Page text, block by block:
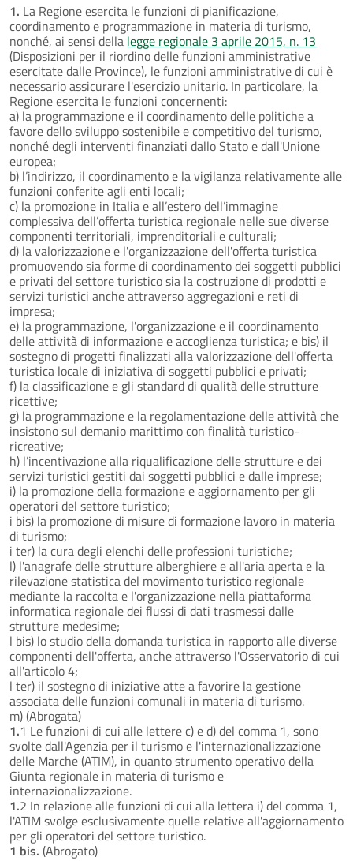
1. La Regione esercita le funzioni di pianificazione,
coordinamento e programmazione in materia di turismo,
nonché, ai sensi della legge regionale 3 aprile 2015, n. 13
(Disposizioni per il riordino delle funzioni amministrative
esercitate dalle Province), le funzioni amministrative di cui è
necessario assicurare l'esercizio unitario. In particolare, la
Regione esercita le funzioni concernenti:
a) la programmazione e il coordinamento delle politiche a
favore dello sviluppo sostenibile e competitivo del turismo,
nonché degli interventi finanziati dallo Stato e dall'Unione
europea;
b) l’indirizzo, il coordinamento e la vigilanza relativamente alle
funzioni conferite agli enti locali;
c) la promozione in Italia e all’estero dell’immagine
complessiva dell’offerta turistica regionale nelle sue diverse
componenti territoriali, imprenditoriali e culturali;
d) la valorizzazione e l'organizzazione dell'offerta turistica
promuovendo sia forme di coordinamento dei soggetti pubblici
e privati del settore turistico sia la costruzione di prodotti e
servizi turistici anche attraverso aggregazioni e reti di
impresa;
e) la programmazione, l'organizzazione e il coordinamento
delle attività di informazione e accoglienza turistica; e bis) il
sostegno di progetti finalizzati alla valorizzazione dell'offerta
turistica locale di iniziativa di soggetti pubblici e privati;
f) la classificazione e gli standard di qualità delle strutture
ricettive;
g) la programmazione e la regolamentazione delle attività che
insistono sul demanio marittimo con finalità turistico-
ricreative;
h) l’incentivazione alla riqualificazione delle strutture e dei
servizi turistici gestiti dai soggetti pubblici e dalle imprese;
i) la promozione della formazione e aggiornamento per gli
operatori del settore turistico;
i bis) la promozione di misure di formazione lavoro in materia
di turismo;
i ter) la cura degli elenchi delle professioni turistiche;
l) l'anagrafe delle strutture alberghiere e all'aria aperta e la
rilevazione statistica del movimento turistico regionale
mediante la raccolta e l'organizzazione nella piattaforma
informatica regionale dei flussi di dati trasmessi dalle
strutture medesime;
l bis) lo studio della domanda turistica in rapporto alle diverse
componenti dell'offerta, anche attraverso l'Osservatorio di cui
all'articolo 4;
l ter) il sostegno di iniziative atte a favorire la gestione
associata delle funzioni comunali in materia di turismo.
m) (Abrogata)
1.1 Le funzioni di cui alle lettere c) e d) del comma 1, sono
svolte dall'Agenzia per il turismo e l'internazionalizzazione
delle Marche (ATIM), in quanto strumento operativo della
Giunta regionale in materia di turismo e
internazionalizzazione.
1.2 In relazione alle funzioni di cui alla lettera i) del comma 1,
l'ATIM svolge esclusivamente quelle relative all'aggiornamento
per gli operatori del settore turistico.
1 bis. (Abrogato)